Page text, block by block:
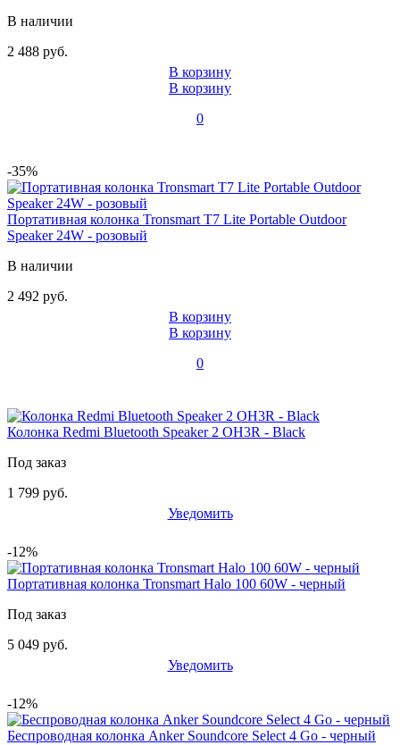
В наличии
2 488 руб.
В корзину
В корзину
0
-35%
Портативная колонка Tronsmart T7 Lite Portable Outdoor
Speaker 24W - розовый
В наличии
2 492 руб.
В корзину
В корзину
0
Колонка Redmi Bluetooth Speaker 2 OH3R - Black
Под заказ
1 799 руб.
Уведомить
-12%
Портативная колонка Tronsmart Halo 100 60W - черный
Под заказ
5 049 руб.
Уведомить
-12%
Беспроводная колонка Anker Soundcore Select 4 Go - черный